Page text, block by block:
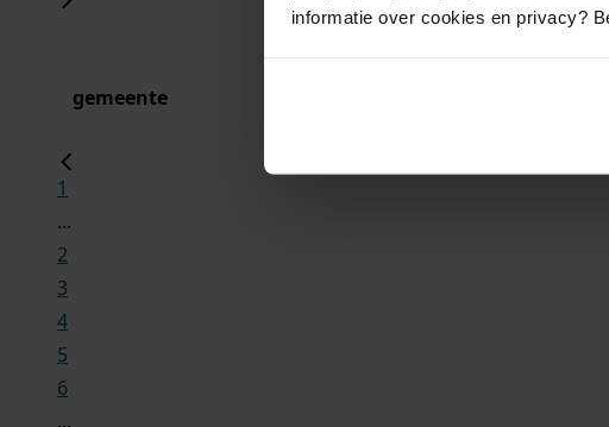
informatie over cookies en privacy?
gemeente
1
...
2
3
4
5
6
...